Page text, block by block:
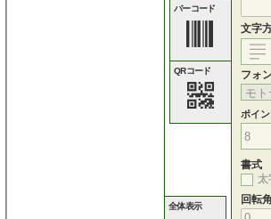
全体表示
バーコード
QRコード
文字
フォ
ポイ
書式
太
回転